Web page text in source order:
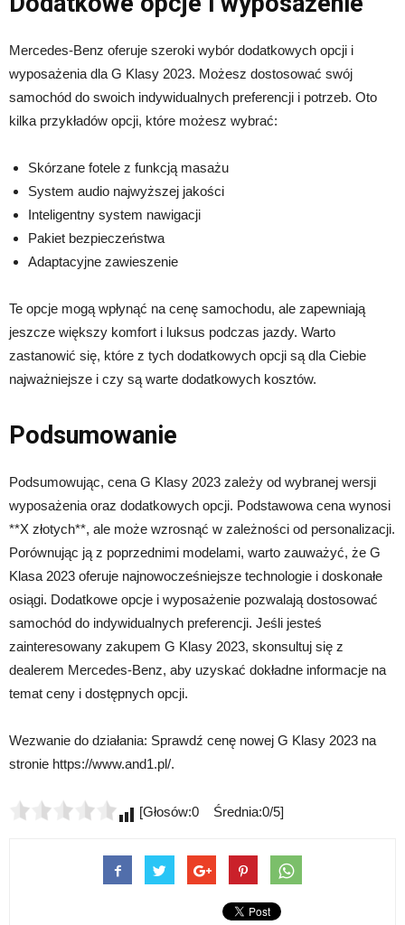
Mercedes-Benz oferuje szeroki wybór dodatkowych opcji i
wyposażenia dla G Klasy 2023. Możesz dostosować swój
samochód do swoich indywidualnych preferencji i potrzeb. Oto
kilka przykładów opcji, które możesz wybrać:
Skórzane fotele z funkcją masażu
System audio najwyższej jakości
Inteligentny system nawigacji
Pakiet bezpieczeństwa
Adaptacyjne zawieszenie
Te opcje mogą wpłynąć na cenę samochodu, ale zapewniają
jeszcze większy komfort i luksus podczas jazdy. Warto
zastanowić się, które z tych dodatkowych opcji są dla Ciebie
najważniejsze i czy są warte dodatkowych kosztów.
Podsumowanie
Podsumowując, cena G Klasy 2023 zależy od wybranej wersji
wyposażenia oraz dodatkowych opcji. Podstawowa cena wynosi
**X złotych**, ale może wzrosnąć w zależności od personalizacji.
Porównując ją z poprzednimi modelami, warto zauważyć, że G
Klasa 2023 oferuje najnowocześniejsze technologie i doskonałe
osiągi. Dodatkowe opcje i wyposażenie pozwalają dostosować
samochód do indywidualnych preferencji. Jeśli jesteś
zainteresowany zakupem G Klasy 2023, skonsultuj się z
dealerem Mercedes-Benz, aby uzyskać dokładne informacje na
temat ceny i dostępnych opcji.
Wezwanie do działania: Sprawdź cenę nowej G Klasy 2023 na
stronie https://www.and1.pl/.
[Głosów:0 Średnia:0/5]